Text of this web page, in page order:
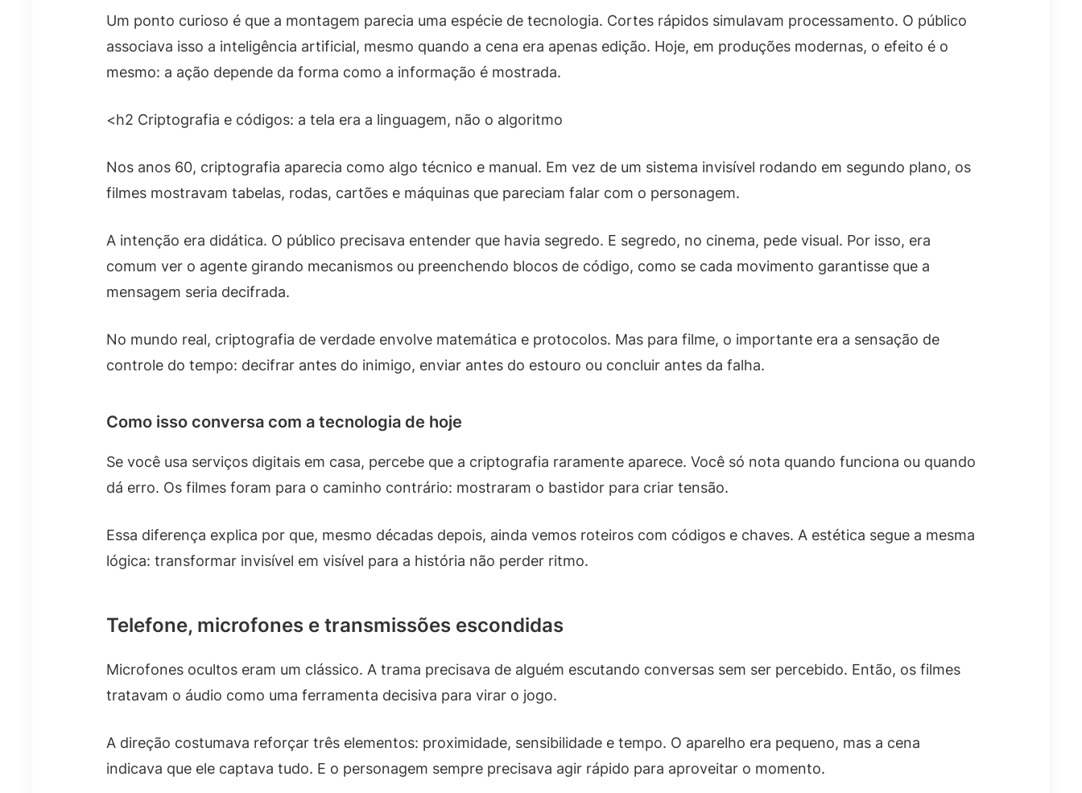
Um ponto curioso é que a montagem parecia uma espécie de tecnologia. Cortes rápidos simulavam processamento. O público
associava isso a inteligência artificial, mesmo quando a cena era apenas edição. Hoje, em produções modernas, o efeito é o
mesmo: a ação depende da forma como a informação é mostrada.
<h2 Criptografia e códigos: a tela era a linguagem, não o algoritmo
Nos anos 60, criptografia aparecia como algo técnico e manual. Em vez de um sistema invisível rodando em segundo plano, os
filmes mostravam tabelas, rodas, cartões e máquinas que pareciam falar com o personagem.
A intenção era didática. O público precisava entender que havia segredo. E segredo, no cinema, pede visual. Por isso, era
comum ver o agente girando mecanismos ou preenchendo blocos de código, como se cada movimento garantisse que a
mensagem seria decifrada.
No mundo real, criptografia de verdade envolve matemática e protocolos. Mas para filme, o importante era a sensação de
controle do tempo: decifrar antes do inimigo, enviar antes do estouro ou concluir antes da falha.
Como isso conversa com a tecnologia de hoje
Se você usa serviços digitais em casa, percebe que a criptografia raramente aparece. Você só nota quando funciona ou quando
dá erro. Os filmes foram para o caminho contrário: mostraram o bastidor para criar tensão.
Essa diferença explica por que, mesmo décadas depois, ainda vemos roteiros com códigos e chaves. A estética segue a mesma
lógica: transformar invisível em visível para a história não perder ritmo.
Telefone, microfones e transmissões escondidas
Microfones ocultos eram um clássico. A trama precisava de alguém escutando conversas sem ser percebido. Então, os filmes
tratavam o áudio como uma ferramenta decisiva para virar o jogo.
A direção costumava reforçar três elementos: proximidade, sensibilidade e tempo. O aparelho era pequeno, mas a cena
indicava que ele captava tudo. E o personagem sempre precisava agir rápido para aproveitar o momento.